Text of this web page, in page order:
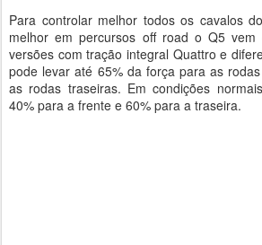
Para controlar melhor todos os cavalos
melhor em percursos off road o Q5
versões com tração integral Quattro e
pode levar até 65% da força para as
as rodas traseiras. Em condições
40% para a frente e 60% para a traseira.